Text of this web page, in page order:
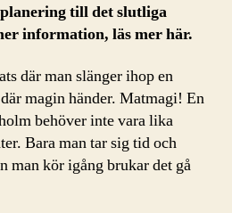
till det slutliga
information, läs mer här.
där man slänger ihop en
magin händer. Matmagi! En
behöver inte vara lika
Bara man tar sig tid och
man kör igång brukar det gå